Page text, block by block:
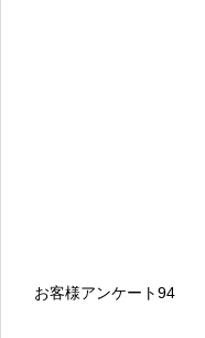
お客様アンケート94